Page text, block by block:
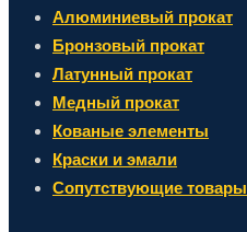
Алюминиевый прокат
Бронзовый прокат
Латунный прокат
Медный прокат
Кованые элементы
Краски и эмали
Сопутствующие товары